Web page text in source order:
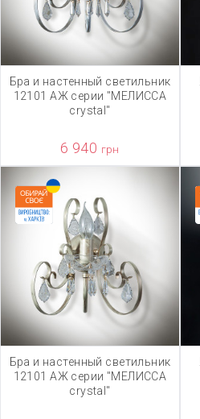
Бра и настенный светильник
12101 АЖ серии "МЕЛИССА
crystal"
6 940 грн
Бра и настенный светильник
12101 АЖ серии "МЕЛИССА
crystal"